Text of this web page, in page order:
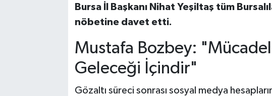
Bursa İl Başkanı Nihat Yeşiltaş tüm
nöbetine davet etti.
Mustafa Bozbey:
Geleceği İçindir"
Gözaltı süreci sonrası sosyal medya